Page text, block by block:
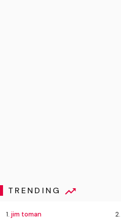
TRENDING
1. jim toman 2.